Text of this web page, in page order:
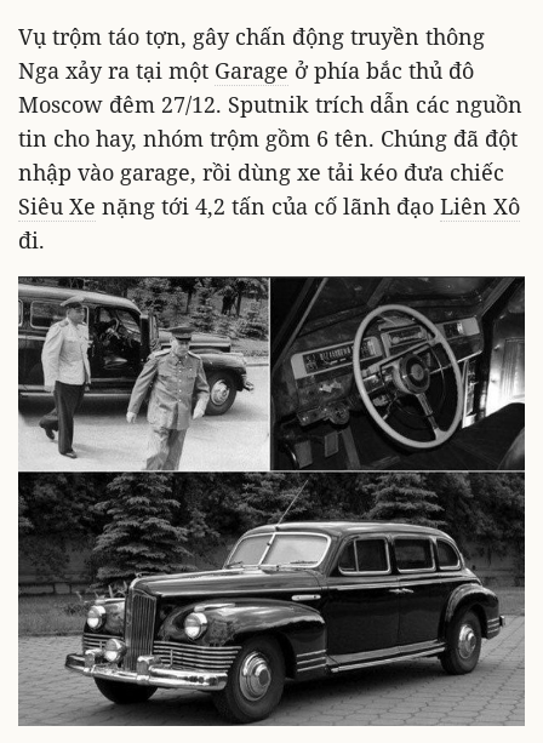
Vụ trộm táo tợn, gây chấn động truyền thông
Nga xảy ra tại một Garage ở phía bắc thủ đô
Moscow đêm 27/12. Sputnik trích dẫn các nguồn
tin cho hay, nhóm trộm gồm 6 tên. Chúng đã đột
nhập vào garage, rồi dùng xe tải kéo đưa chiếc
Siêu Xe nặng tới 4,2 tấn của cố lãnh đạo Liên Xô
đi.